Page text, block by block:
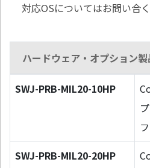
対応OSについてはお問い合く
ハードウェア・オプション製
SWJ-PRB-MIL20-10HP
SWJ-PRB-MIL20-20HP